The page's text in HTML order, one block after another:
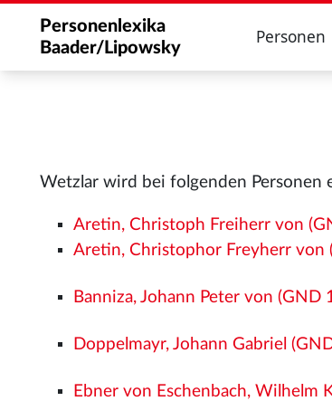
Personenlexika
Baader/Lipowsky
Personen
Wetzlar wird bei folgenden Personen
Aretin, Christoph Freiherr von
Aretin, Christophor Freyherr von
Banniza, Johann Peter von (GND
Doppelmayr, Johann Gabriel
Ebner von Eschenbach, Wilhelm